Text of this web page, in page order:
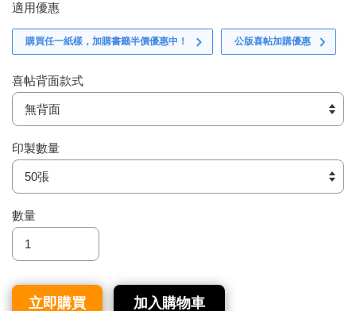
適用優惠
購買任一紙樣，加購書籤半價優惠中！ 公版喜帖加購優惠
喜帖背面款式
印製數量
數量
立即購買 加入購物車